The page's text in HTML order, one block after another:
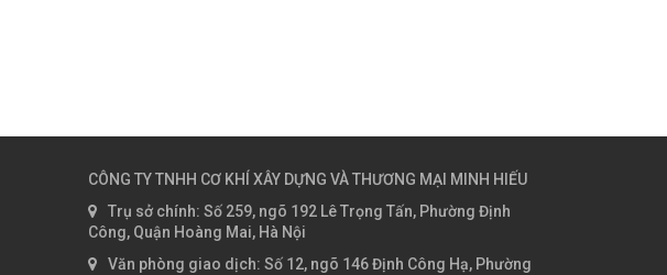
CÔNG TY TNHH CƠ KHÍ XÂY DỰNG VÀ THƯƠNG MẠI MINH HIẾU
Trụ sở chính: Số 259, ngõ 192 Lê Trọng Tấn, Phường Định
Công, Quận Hoàng Mai, Hà Nội
Văn phòng giao dịch: Số 12, ngõ 146 Định Công Hạ, Phường